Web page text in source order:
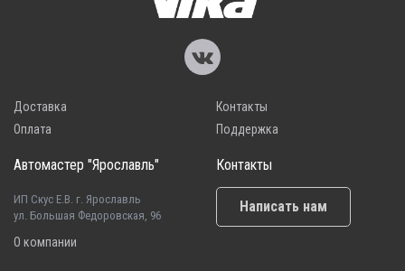
Доставка
Оплата
Контакты
Поддержка
Автомастер "Ярославль"
ИП Скус Е.В. г. Ярославль
ул. Большая Федоровская, 96
О компании
Контакты
Написать нам